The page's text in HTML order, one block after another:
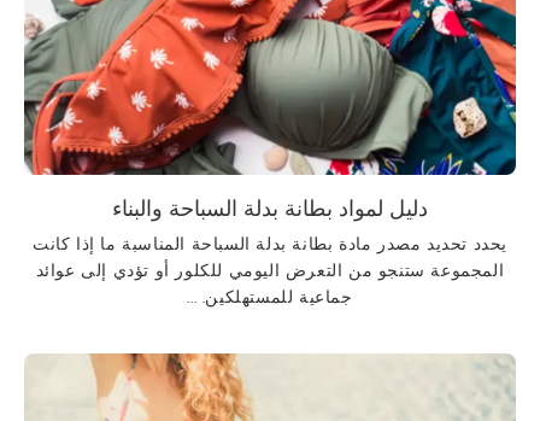
دليل لمواد بطانة بدلة السباحة والبناء
يحدد تحديد مصدر مادة بطانة بدلة السباحة المناسبة ما إذا كانت
المجموعة ستنجو من التعرض اليومي للكلور أو تؤدي إلى عوائد
جماعية للمستهلكين. ...